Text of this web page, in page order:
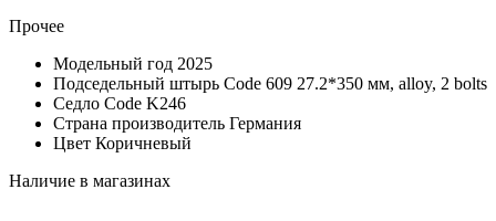
Прочее
Модельный год 2025
Подседельный штырь Code 609 27.2*350 мм, аlloy, 2 bolts
Седло Code K246
Страна производитель Германия
Цвет Коричневый
Наличие в магазинах